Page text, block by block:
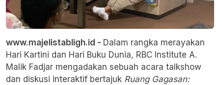
www.majelistabligh.id - Dalam rangka merayakan
Hari Kartini dan Hari Buku Dunia, RBC Institute A.
Malik Fadjar mengadakan sebuah acara talkshow
dan diskusi interaktif bertajuk Ruang Gagasan: